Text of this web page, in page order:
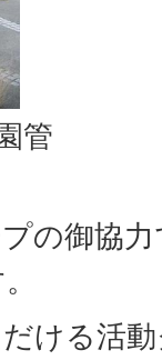
管
の御協
ける活